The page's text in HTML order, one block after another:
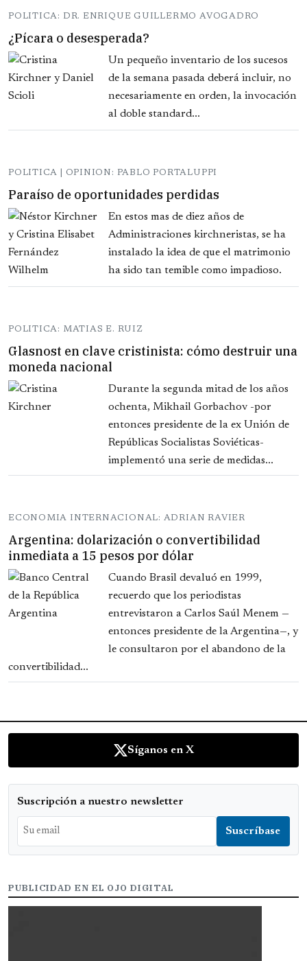
POLITICA: DR. ENRIQUE GUILLERMO AVOGADRO
¿Pícara o desesperada?
Un pequeño inventario de los sucesos
de la semana pasada deberá incluir, no
necesariamente en orden, la invocación
al doble standard...
POLITICA | OPINION: PABLO PORTALUPPI
Paraíso de oportunidades perdidas
En estos mas de diez años de
Administraciones kirchneristas, se ha
instalado la idea de que el matrimonio
ha sido tan temible como impadioso.
POLITICA: MATIAS E. RUIZ
Glasnost en clave cristinista: cómo destruir una
moneda nacional
Durante la segunda mitad de los años
ochenta, Mikhail Gorbachov -por
entonces presidente de la ex Unión de
Repúblicas Socialistas Soviéticas-
implementó una serie de medidas...
ECONOMIA INTERNACIONAL: ADRIAN RAVIER
Argentina: dolarización o convertibilidad
inmediata a 15 pesos por dólar
Cuando Brasil devaluó en 1999,
recuerdo que los periodistas
entrevistaron a Carlos Saúl Menem —
entonces presidente de la Argentina—, y
le consultaron por el abandono de la
convertibilidad...
Síganos en X
Suscripción a nuestro newsletter
PUBLICIDAD EN EL OJO DIGITAL